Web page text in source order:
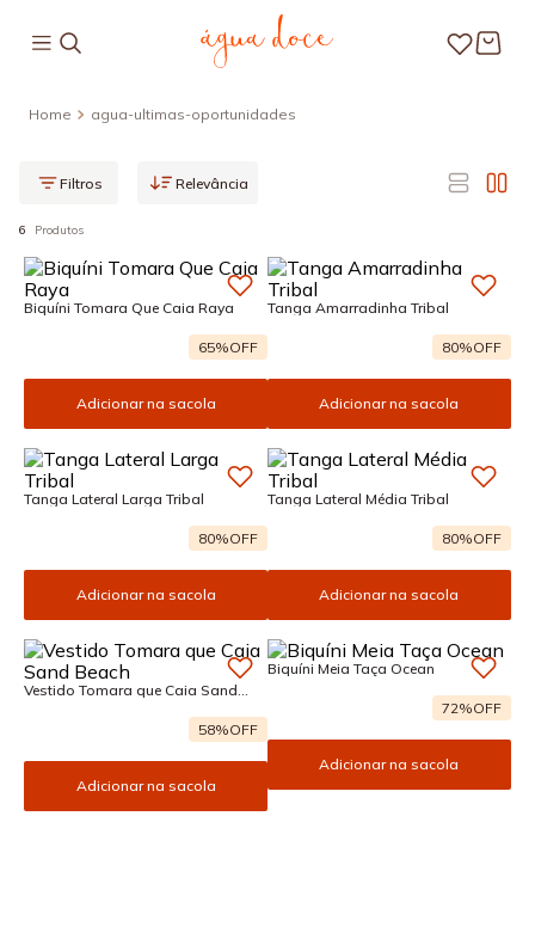
agua-ultimas-oportunidades
Relevância
6 Produtos
Biquíni Tomara Que Caia Raya
65%OFF
Adicionar na sacola
Tanga Amarradinha Tribal
80%OFF
Adicionar na sacola
Tanga Lateral Larga Tribal
80%OFF
Adicionar na sacola
Tanga Lateral Média Tribal
80%OFF
Adicionar na sacola
Vestido Tomara que Caia Sand
58%OFF
Adicionar na sacola
Biquíni Meia Taça Ocean
72%OFF
Adicionar na sacola